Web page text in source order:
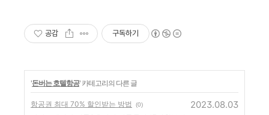
공감 구독하기
'돈버는 호텔항공' 카테고리의 다른 글
항공권 최대 70% 할인받는 방법 (0) 2023.08.03